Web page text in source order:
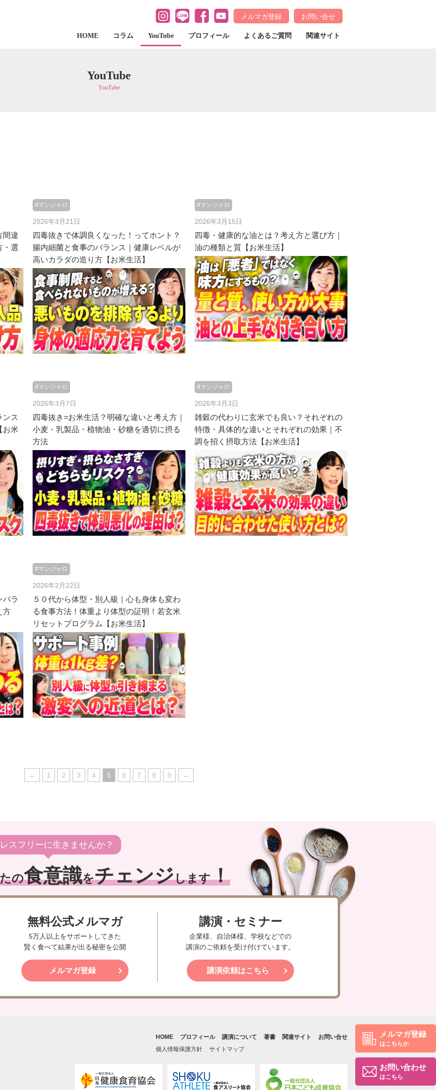
メルマガ登録 お問い合せ
HOME コラム YouTube プロフィール よくあるご質問 関連サイト
YouTube
YouTube
間違
・選
#マンジャロ
2026年3月21日
四毒抜きで体調良くなった！ってホント？
腸内細菌と食事のバランス｜健康レベルが
高いカラダの造り方【お米生活】
#マンジャロ
2026年3月15日
四毒・健康的な油とは？考え方と選び方｜
油の種類と質【お米生活】
ンス
お米
#マンジャロ
2026年3月7日
四毒抜き=お米生活？明確な違いと考え方｜
小麦・乳製品・植物油・砂糖を適切に摂る
方法
#マンジャロ
2026年3月3日
雑穀の代わりに玄米でも良い？それぞれの
特徴・具体的な違いとそれぞれの効果｜不
調を招く摂取方法【お米生活】
バラ
方
#マンジャロ
2026年2月22日
５０代から体型・別人級｜心も身体も変わ
る食事方法！体重より体型の証明！若玄米
リセットプログラム【お米生活】
← 1 2 3 4 5 6 7 8 9 →
スフリーに生きませんか？
の食意識をチェンジします！
無料公式メルマガ
5万人以上をサポートしてきた
賢く食べて結果が出る秘密を公開
メルマガ登録
講演・セミナー
企業様、自治体様、学校などでの
講演のご依頼を受け付けています。
講演依頼はこちら
メルマガ登録
はこちらか
お問い合わせ
はこちら
HOME プロフィール 講演について 著書 関連サイト
お問い合せ
個人情報保護方針
サイトマップ